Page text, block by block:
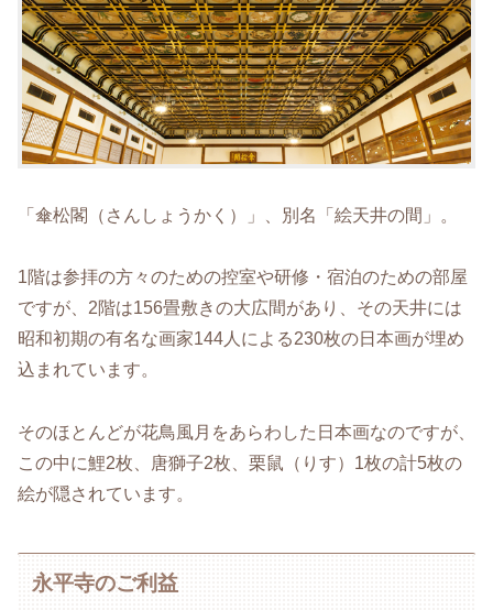
「傘松閣（さんしょうかく）」、別名「絵天井の間」。
1階は参拝の方々のための控室や研修・宿泊のための部屋
ですが、2階は156畳敷きの大広間があり、その天井には
昭和初期の有名な画家144人による230枚の日本画が埋め
込まれています。
そのほとんどが花鳥風月をあらわした日本画なのですが、
この中に鯉2枚、唐獅子2枚、栗鼠（りす）1枚の計5枚の
絵が隠されています。
永平寺のご利益